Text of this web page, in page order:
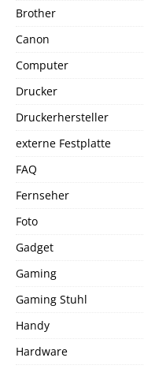
Brother
Canon
Computer
Drucker
Druckerhersteller
externe Festplatte
FAQ
Fernseher
Foto
Gadget
Gaming
Gaming Stuhl
Handy
Hardware